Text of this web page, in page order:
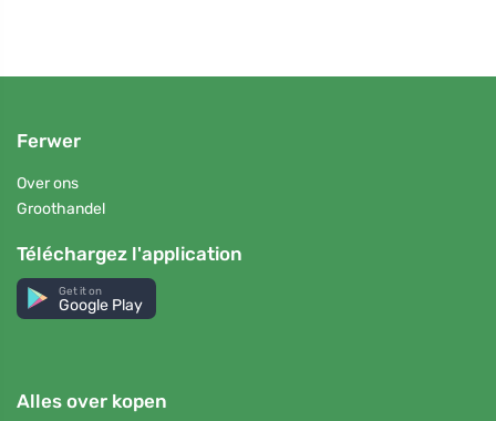
Ferwer
Over ons
Groothandel
Téléchargez l'application
Get it on
Google Play
Alles over kopen